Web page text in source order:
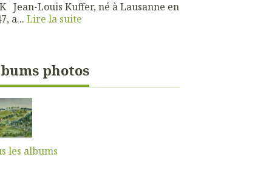
Jean-Louis Kuffer, né à Lausanne en
a... Lire la suite
photos
les albums